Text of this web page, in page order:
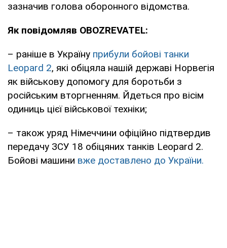
зазначив голова оборонного відомства.
Як повідомляв OBOZREVATEL:
– раніше в Україну прибули бойові танки
Leopard 2, які обіцяла нашій державі Норвегія
як військову допомогу для боротьби з
російським вторгненням. Йдеться про вісім
одиниць цієї військової техніки;
– також уряд Німеччини офіційно підтвердив
передачу ЗСУ 18 обіцяних танків Leopard 2.
Бойові машини вже доставлено до України.